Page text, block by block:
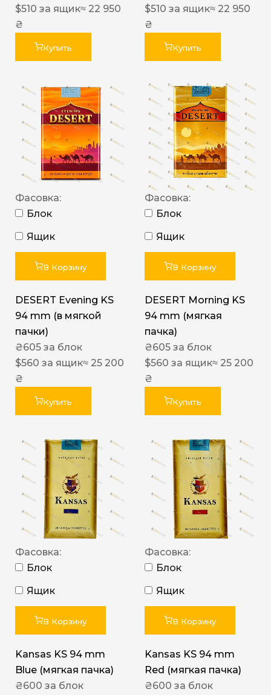
$510 за ящик≈ 22 950
₴
Купить
$510 за ящик≈ 22 950
₴
Купить
Фасовка:
Блок
Ящик
В Корзину
DESERT Evening KS
94 mm (в мягкой
пачки)
₴605 за блок
$560 за ящик≈ 25 200
₴
Купить
Фасовка:
Блок
Ящик
В Корзину
DESERT Morning KS
94 mm (мягкая
пачка)
₴605 за блок
$560 за ящик≈ 25 200
₴
Купить
Фасовка:
Блок
Ящик
В Корзину
Kansas KS 94 mm
Blue (мягкая пачка)
₴600 за блок
Фасовка:
Блок
Ящик
В Корзину
Kansas KS 94 mm
Red (мягкая пачка)
₴600 за блок